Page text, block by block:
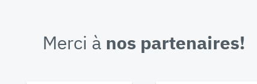
Merci à nos partenaires!